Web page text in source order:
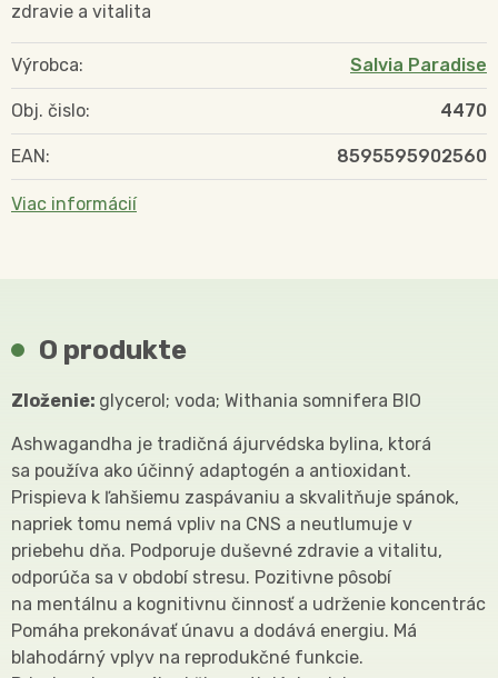
zdravie a vitalita
Výrobca: Salvia Paradise
Obj. čislo: 4470
EAN: 8595595902560
Viac informácií
O produkte
Zloženie: glycerol; voda; Withania somnifera BIO
Ashwagandha je tradičná ájurvédska bylina, ktorá
sa používa ako účinný adaptogén a antioxidant.
Prispieva k ľahšiemu zaspávaniu a skvalitňuje spánok,
napriek tomu nemá vpliv na CNS a neutlumuje v
priebehu dňa. Podporuje duševné zdravie a vitalitu,
odporúča sa v období stresu. Pozitivne pôsobí
na mentálnu a kognitivnu činnosť a udrženie
Pomáha prekonávať únavu a dodává energiu. Má
blahodárný vplyv na reprodukčné funkcie.